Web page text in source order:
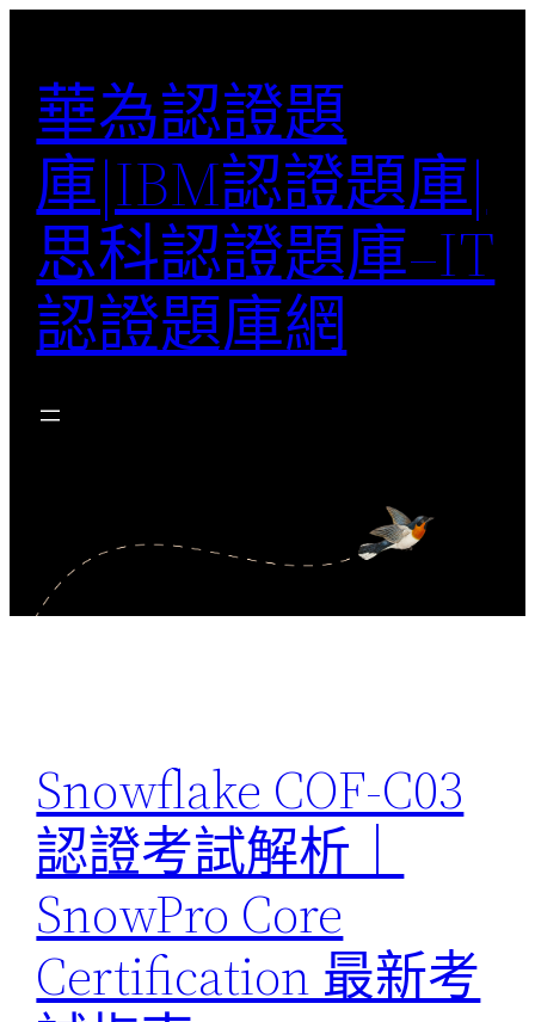
華為認證題
庫|IBM認證題庫|
思科認證題庫–IT
認證題庫網
Snowflake COF-C03
認證考試解析｜
SnowPro Core
Certification 最新考